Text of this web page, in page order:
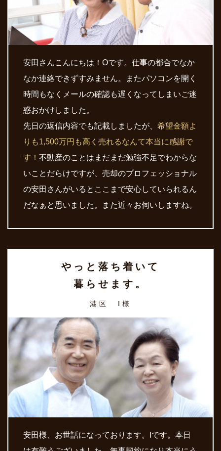
安田さんこんにちは！Oです。仕事の都合でなか
なか連絡できずすみません。またパソコンを開く
時間もなくメールの確認も遅くなってしまいご迷
惑おかけしました。
先日の返信内容でも記載しましたが、 希望金額よ
りも1,500万円も高く売れるなんて本当に感謝で
す！ 不動産のことはまだまだ勉強不足でわからな
いことだらけですが、売却のプロフェッショナル
の安田さんがいるとここまで安心していられるん
だなぁと思いました。また近々お伺いしますね。
やっと落ち着いて
暮らせます。
港区 I様
安田様、お世話になっております。Iです。本日